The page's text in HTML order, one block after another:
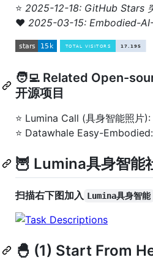
⭐️ 2025-12-18: GitHub Stars
❤️ 2025-03-15: Embodied-
🧑‍💻 Related Open-
开源项目
⭐️ Lumina Call (具身智能照片):
⭐️ Datawhale Easy-Embodied:
🦉 Lumina具身智能
扫描右下图加入 Lumina具身智能
🐣 (1) Start From